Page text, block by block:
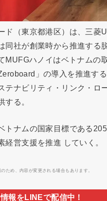
ド（東京都港区）は、三菱
同社が創業時から推進する
MUFGハノイはベトナムの
」の導入を推進す
テナビリティ・リンク・ロ
する。
トナムの国家目標である
経営支援を推進 していく。
ため、内容が変更される場合もあります。